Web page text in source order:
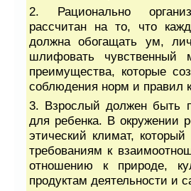
2. Рационально
рассчитан на то, что
должна обогащать ум,
шлифовать чувственный
преимущества, которые
соблюдения норм и правил
3. Взрослый должен быть
для ребенка. В окружении
этический климат,
требованиям к
отношению к природе,
продуктам деятельности и